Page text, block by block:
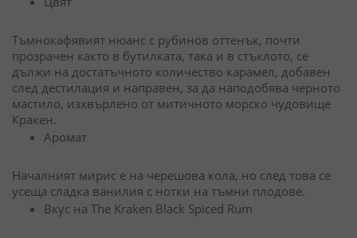
Тъмнокафявият нюанс с рубинов оттенък, почти
прозрачен както в бутилката, така и в стъклото, се
дължи на достатъчното количество карамел, добавен
след дестилация и направен, за да наподобява черното
мастило, изхвърлено от митичното морско чудовище
Кракен.
Аромат
Началният мирис е на черешова кола, но след това се
усеща сладка ванилия с нотки на тъмни плодове.
Вкус на The Kraken Black Spiced Rum